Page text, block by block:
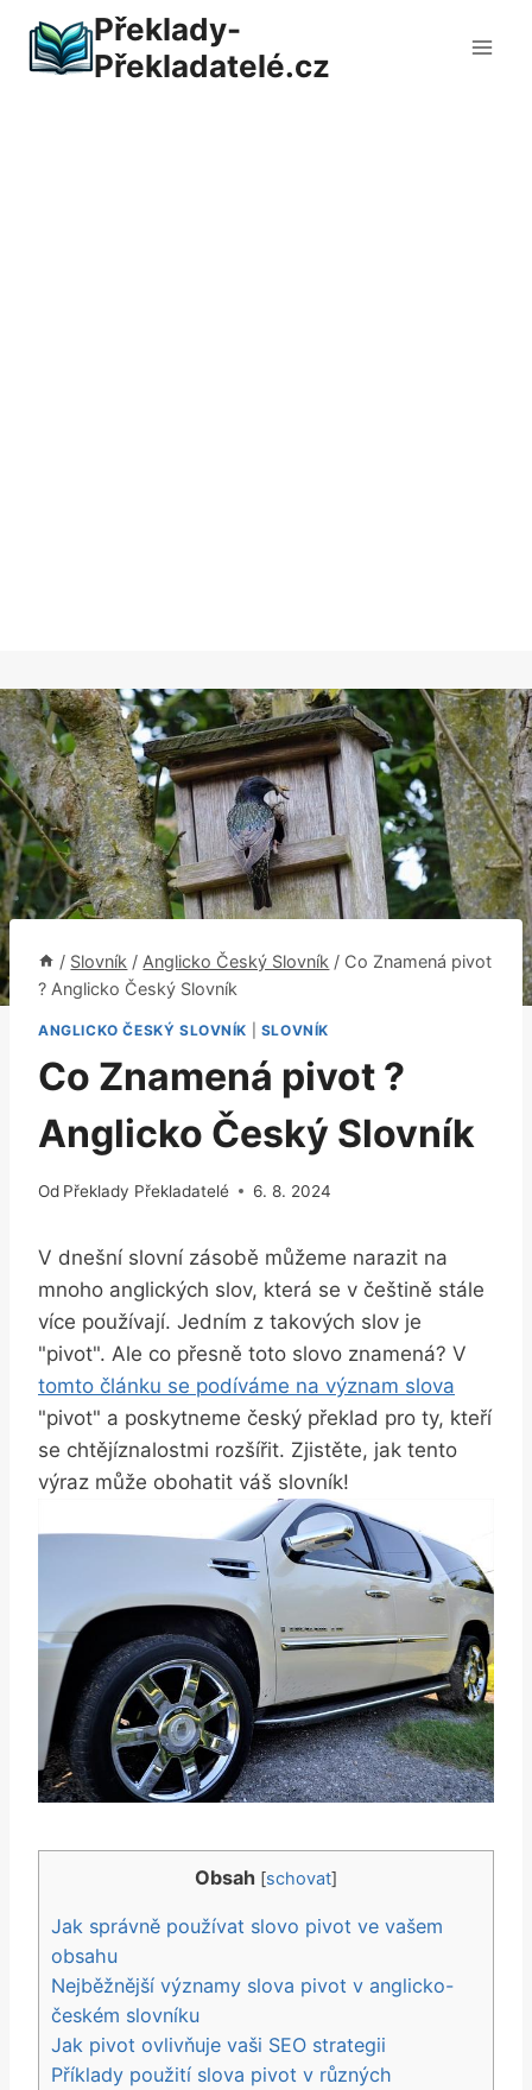
obsah
Překlady-
Překladatelé.cz
/ Slovník / Anglicko Český Slovník / Co Znamená pivot
? Anglicko Český Slovník
ANGLICKO ČESKÝ SLOVNÍK SLOVNÍK
Co Znamená pivot ?
Anglicko Český Slovník
Od Překlady Překladatelé 6. 8. 2024
V dnešní slovní zásobě můžeme narazit na
mnoho anglických slov, která se v češtině stále
více používají. Jedním z takových slov je
"pivot". Ale co přesně toto slovo znamená? V
tomto článku se podíváme na význam slova
"pivot" a poskytneme český překlad pro ty, kteří
se chtějíznalostmi rozšířit. Zjistěte, jak tento
výraz může obohatit váš slovník!
Obsah [schovat]
Jak správně používat slovo pivot ve vašem
obsahu
Nejběžnější významy slova pivot v anglicko-
českém slovníku
Jak pivot ovlivňuje vaši SEO strategii
Příklady použití slova pivot v různých